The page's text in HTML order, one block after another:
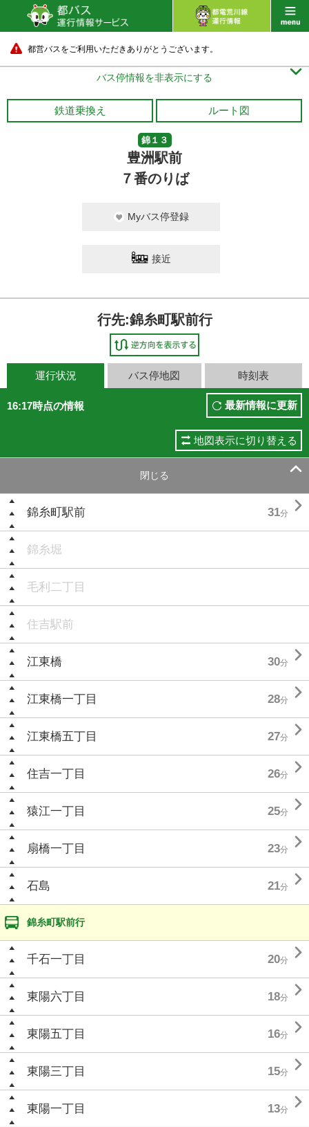
都営バスをご利用いただきありがとうございます。
バス停情報を非表示にする 
鉄道乗換え ルート図
錦１３
豊洲駅前
７番のりば
Myバス停登録
接近
行先:錦糸町駅前行
運行状況 バス停地図 時刻表
16:17時点の情報 最新情報に更新
地図表示に切り替える
閉じる 
錦糸町駅前 31分 
錦糸堀
毛利二丁目
住吉駅前
江東橋 30分 
江東橋一丁目 28分 
江東橋五丁目 27分 
住吉一丁目 26分 
猿江一丁目 25分 
扇橋一丁目 23分 
石島 21分 
錦糸町駅前行
千石一丁目 20分 
東陽六丁目 18分 
東陽五丁目 16分 
東陽三丁目 15分 
東陽一丁目 13分 